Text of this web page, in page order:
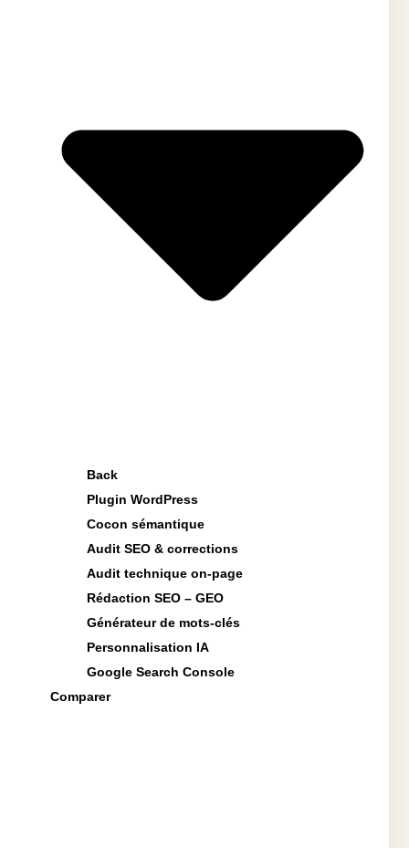
Back
Plugin WordPress
Cocon sémantique
Audit SEO & corrections
Audit technique on-page
Rédaction SEO – GEO
Générateur de mots-clés
Personnalisation IA
Google Search Console
Comparer